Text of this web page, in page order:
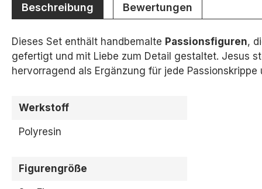
Beschreibung Bewertungen
Dieses Set enthält handbemalte Passionsfiguren,
gefertigt und mit Liebe zum Detail gestaltet. Jesus
hervorragend als Ergänzung für jede
Werkstoff
Polyresin
Figurengröße